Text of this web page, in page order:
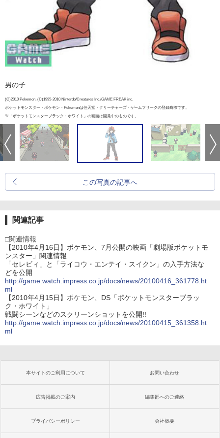
男の子
(C)2010 Pokemon. (C)1995-2010 Nintendo/Creatures Inc./GAME FREAK inc.
ポケットモンスター・ポケモン・Pokemonは任天堂・クリーチャーズ・ゲームフリークの登録商標です。
※「ポケットモンスターブラック・ホワイト」の画面は開発中のものです。
この写真の記事へ
関連記事
□関連情報
【2010年4月16日】ポケモン、7月公開の映画「劇場版ポケットモ
ンスター」関連情報
「セレビィ」と「ライコウ・エンテイ・スイクン」の入手方法な
どを公開
http://game.watch.impress.co.jp/docs/news/20100416_361778.ht
ml
【2010年4月15日】ポケモン、DS「ポケットモンスターブラッ
ク・ホワイト」
戦闘シーンなどのスクリーンショットを公開!!
http://game.watch.impress.co.jp/docs/news/20100415_361358.ht
ml
本サイトのご利用について お問い合わせ
広告掲載のご案内 編集部へのご連絡
プライバシーポリシー 会社概要